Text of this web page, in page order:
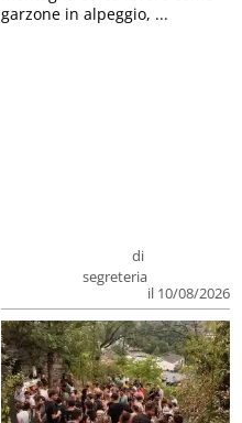
di
segreteria
il 10/08/2026
garzone in alpeggio, ...